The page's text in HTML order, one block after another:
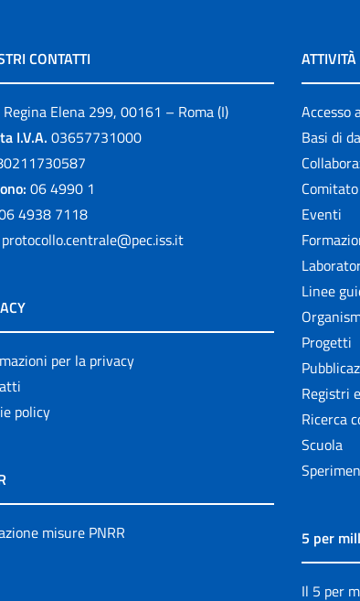
CONTATTI
Elena 299, 00161 – Roma (I)
I.V.A. 03657731000
06 4990 1
4938 7118
protocollo.centrale@pec.iss.it
per la privacy
policy
misure PNRR
ATTIVITÀ
Accesso
Basi di
Eventi
Linee
Progetti
Registri
Ricerca
Scuola
5 per
Il 5 per